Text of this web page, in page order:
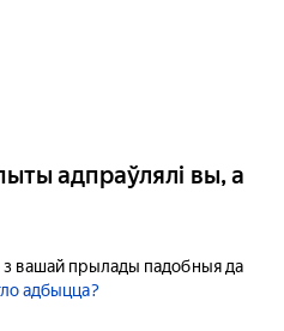
адпраўлялі вы, а
вашай прылады падобныя да
адбыцца?